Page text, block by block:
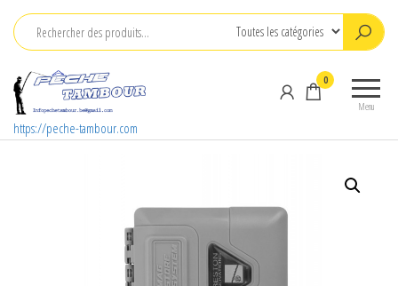
Aller
https://peche-tambour.com
Menu
0